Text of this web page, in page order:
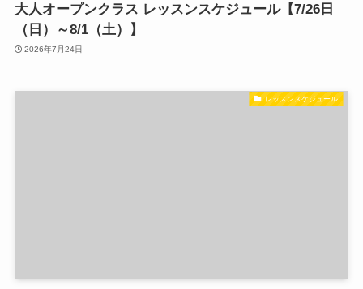
大人オープンクラス レッスンスケジュール【7/26日
（日）～8/1（土）】
2026年7月24日
レッスンスケジュール